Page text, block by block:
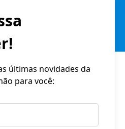
últimas novidades da
para você: